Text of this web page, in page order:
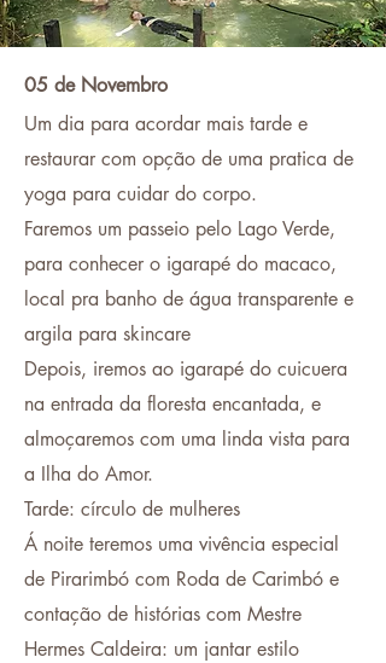
05 de Novembro
Um dia para acordar mais tarde e
restaurar com opção de uma pratica de
yoga para cuidar do corpo.
Faremos um passeio pelo Lago Verde,
para conhecer o igarapé do macaco,
local pra banho de água transparente e
argila para skincare
Depois, iremos ao igarapé do cuicuera
na entrada da floresta encantada, e
almoçaremos com uma linda vista para
a Ilha do Amor.
Tarde: círculo de mulheres
Á noite teremos uma vivência especial
de Pirarimbó com Roda de Carimbó e
contação de histórias com Mestre
Hermes Caldeira: um jantar estilo